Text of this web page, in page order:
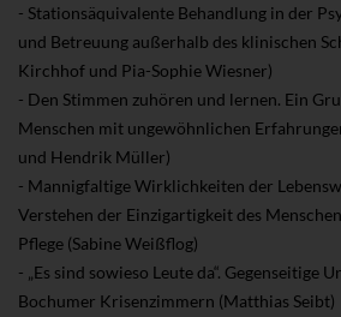
- Stationsäquivalente Behandlung in der
und Betreuung außerhalb des klinischen
Kirchhof und Pia-Sophie Wiesner)
- Den Stimmen zuhören und lernen. Ein
Menschen mit ungewöhnlichen
und Hendrik Müller)
- Mannigfaltige Wirklichkeiten der
Verstehen der Einzigartigkeit des
Pflege (Sabine Weißflog)
- „Es sind sowieso Leute da“. Gegenseitige
Bochumer Krisenzimmern (Matthias Seibt)